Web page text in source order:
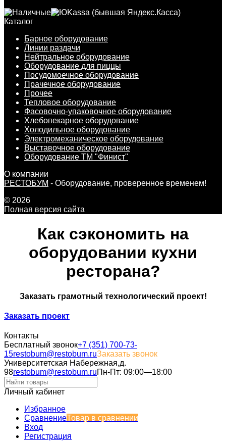
Каталог
Барное оборудование
Линии раздачи
Нейтральное оборудование
Оборудование для пиццы
Посудомоечное оборудование
Прачечное оборудование
Прочее
Тепловое оборудование
Фасовочно-упаковочное оборудование
Хлебопекарное оборудование
Холодильное оборудование
Электромеханическое оборудование
Выставочное оборудование
Оборудование ТМ "Финист"
О компании
РЕСТОБУМ - Оборудование, проверенное временем!
© 2026
Полная версия сайта
Как сэкономить на
оборудовании кухни
ресторана?
Заказать грамотный технологический проект!
Заказать проект
Контакты
Бесплатный звонок+7 (351) 700-73-
15restobum@restobum.ruЗаказать звонок
Университетская Набережная,д.
98restobum@restobum.ruПн-Пт: 09:00—18:00
Личный кабинет
Избранное
СравнениеТовар в сравнении
Вход
Регистрация